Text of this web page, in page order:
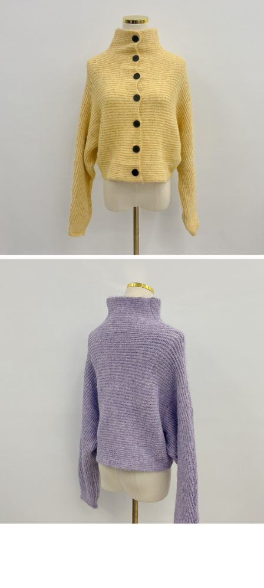
pesanan ditubuhkan, akan secara automatik dialihkan ke proses
transaksi Gogo, selepas pengesahan nombor telefon, pilih bilangan
ansuran yang diingini, tarikh akhir pembayaran, dan setelah
mengesahkan pembayaran, transaksi akan selesai.
3. Jumlah kelulusan sebenar, bilangan ansuran dan jumlah bayaran
adalah berdasarkan halaman pengesahan transaksi seterusnya.
4. Dalam masa 30 minit selepas pesanan ditubuhkan, jika tidak pergi
untuk mengesahkan transaksi atau jika tidak lulus semakan, pesanan
akan dibatalkan secara automatik. Jika terdapat situasi "pindah untuk
semakan khusus" yang tidak lulus, ini menunjukkan bahawa sistem
penilaian tidak mencukupi, tiada penjelasan mengenai kandungan
penilaian boleh diberikan.
【Penerangan Kaedah Pembayaran】
1. Pembayaran ansuran tidak digabungkan dalam bil telekomunikasi,
"Pembayaran Ansuran Gogo" akan menghantar SMS peringatan
pembayaran selepas tarikh penyelesaian bulanan.
2. Melalui pautan SMS untuk membuka bil, anda boleh memilih untuk
membayar melalui "Kod bar kedai serbaneka / Kedai rasmi Taiwan
Mobile / Pemindahan bank / Pembayaran J街口 / iPASS MONEY" dan
【Nota Penting】
perkhidmatan ini semasa transaksi, dan kedai akan menyerahkan hak
tuntutan harga jual/beli ansuran kepada syarikat ini untuk membayar bil
menggunakan bil syarikat ini.
2. Berdasarkan tujuan kontrak persetujuan pembayaran menggunakan
"Pembayaran Ansuran Gogo", kedai akan memberikan maklumat peribadi
anda (termasuk nama, telefon atau alamat) kepada Taiwan Mobile untuk
pengumpulan, pemprosesan dan penggunaan, untuk pengesahan,
semakan dan pembetulan data yang diperlukan untuk bil ansuran oleh
3. Sila baca syarat perkhidmatan pengguna secara lengkap melalui
pautan berikut: https://oppay.tw/userRule
oleh AFTEE, sila jangan gunakan perkhidmatan ini.